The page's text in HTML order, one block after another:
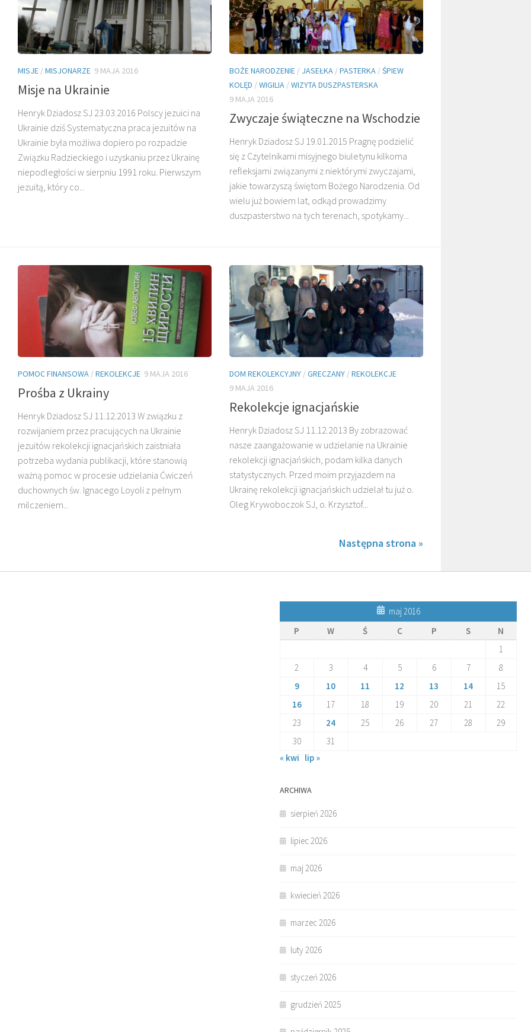
MISJE /MISJONARZE 9 MAJA 2016
Misje na Ukrainie
Henryk Dziadosz SJ 23.03.2016 Polscy jezuici na
Ukrainie dziś Systematyczna praca jezuitów na
Ukrainie była możliwa dopiero po rozpadzie
Związku Radzieckiego i uzyskaniu przez Ukrainę
niepodległości w sierpniu 1991 roku. Pierwszym
jezuitą, który co...
BOŻE NARODZENIE / JASEŁKA /PASTERKA /ŚPIEW
KOLĘD /WIGILIA /WIZYTA DUSZPASTERSKA
9 MAJA 2016
Zwyczaje świąteczne na Wschodzie
Henryk Dziadosz SJ 19.01.2015 Pragnę podzielić
się z Czytelnikami misyjnego biuletynu kilkoma
refleksjami związanymi z niektórymi zwyczajami,
jakie towarzyszą świętom Bożego Narodzenia. Od
wielu już bowiem lat, odkąd prowadzimy
duszpasterstwo na tych terenach, spotykamy...
POMOC FINANSOWA /REKOLEKCJE 9 MAJA 2016
Prośba z Ukrainy
Henryk Dziadosz SJ 11.12.2013 W związku z
rozwijaniem przez pracujących na Ukrainie
jezuitów rekolekcji ignacjańskich zaistniała
potrzeba wydania publikacji, które stanowią
ważną pomoc w procesie udzielania Ćwiczeń
duchownych św. Ignacego Loyoli z pełnym
milczeniem...
DOM REKOLEKCYJNY /GRECZANY /REKOLEKCJE
9 MAJA 2016
Rekolekcje ignacjańskie
Henryk Dziadosz SJ 11.12.2013 By zobrazować
nasze zaangażowanie w udzielanie na Ukrainie
rekolekcji ignacjańskich, podam kilka danych
statystycznych. Przed moim przyjazdem na
Ukrainę rekolekcji ignacjańskich udzielał tu już o.
Oleg Krywoboczok SJ, o. Krzysztof...
Następna strona »
MARANA
maj 2016
P
W Ś C P S
N
1
2
3 4 5 6 7
8
9
10 11 12 13 14
15
16
17 18 19 20 21
22
23
24 25 26 27 28
29
30
31
« kwi lip »
ARCHIWA
sierpień 2026
lipiec 2026
maj 2026
kwiecień 2026
marzec 2026
luty 2026
styczeń 2026
grudzień 2025